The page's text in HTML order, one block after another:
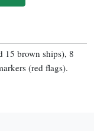
15 brown ships), 8
(red flags).